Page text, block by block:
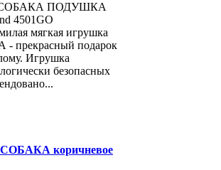
СОБАКА ПОДУШКА
4501GO
мягкая игрушка
прекрасный подарок
Игрушка
безопасных
коричневое